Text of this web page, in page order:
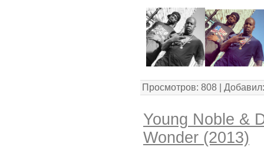
Просмотров: 808 |
Young Noble &
Wonder (2013)